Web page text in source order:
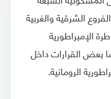
الشرقية والغربية
الإمبراطورية
بعض القرارات داخل
الرومانية.